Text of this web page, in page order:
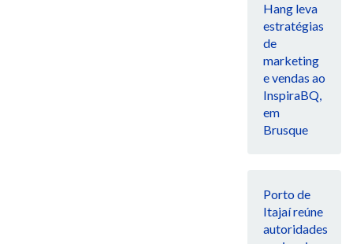
Hang leva
estratégias
de
marketing
e vendas ao
InspiraBQ,
em
Brusque
Porto de
Itajaí reúne
autoridades